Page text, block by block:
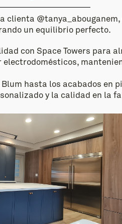
clienta
un equilibrio perfecto.
con Space Towers para
hasta los acabados en
y la calidad en la